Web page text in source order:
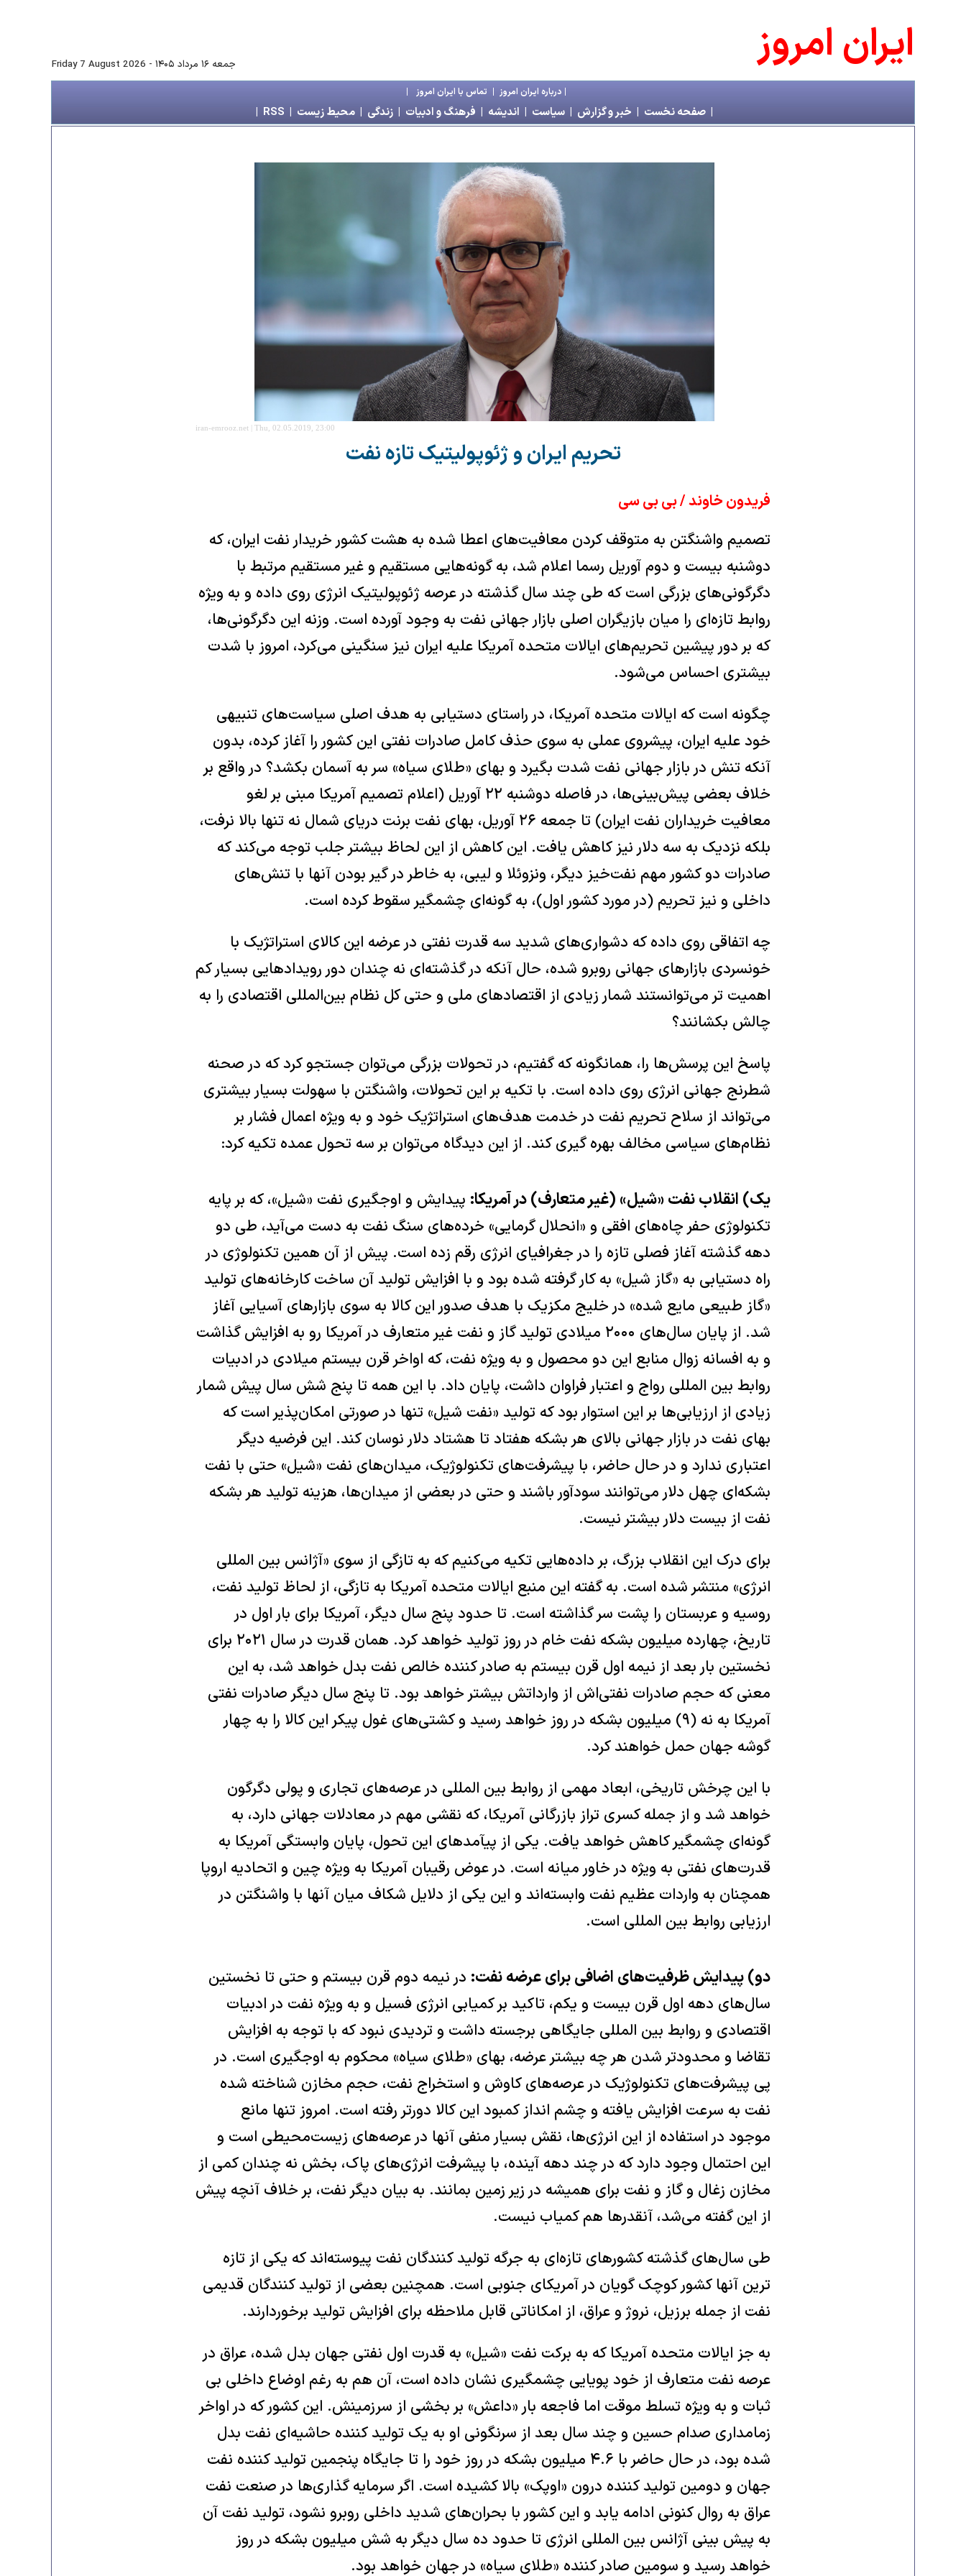
جمعه ۱۶ مرداد ۱۴۰۵ -
Friday 7 August 2026 ايران امروز
|درباره ايران امروز | تماس با ايران امروز |
| صفحه نخست | خبر و گزارش | سياست | انديشه | فرهنگ و ادبيات | زندگی | محیط زیست |
RSS
|
iran-emrooz.net | Thu, 02.05.2019, 23:00
تحریم ایران و ژئوپولیتیک تازه نفت
فریدون خاوند / بی بی سی
تصمیم واشنگتن به متوقف کردن معافیت‌های اعطا شده به هشت کشور خریدار نفت ایران، که
دوشنبه بیست و دوم آوریل رسما اعلام شد، به گونه‌هایی مستقیم و غیر مستقیم مرتبط با
دگرگونی‌های بزرگی است که طی چند سال گذشته در عرصه ژئوپولیتیک انرژی روی داده و به ویژه
روابط تازه‌ای را میان بازیگران اصلی بازار جهانی نفت به وجود آورده است. وزنه این دگرگونی‌ها،
که بر دور پیشین تحریم‌های ایالات متحده آمریکا علیه ایران نیز سنگینی می‌کرد، امروز با شدت
بیشتری احساس می‌شود.
چگونه است که ایالات متحده آمریکا، در راستای دستیابی به هدف اصلی سیاست‌های تنبیهی
خود علیه ایران، پیشروی عملی به سوی حذف کامل صادرات نفتی این کشور را آغاز کرده، بدون
آنکه تنش در بازار جهانی نفت شدت بگیرد و بهای «طلای سیاه» سر به آسمان بکشد؟ در واقع بر
خلاف بعضی پیش‌بینی‌ها، در فاصله دوشنبه ۲۲ آوریل (اعلام تصمیم آمریکا مبنی بر لغو
معافیت خریداران نفت ایران) تا جمعه ۲۶ آوریل، بهای نفت برنت دریای شمال نه تنها بالا نرفت،
بلکه نزدیک به سه دلار نیز کاهش یافت. این کاهش از این لحاظ بیشتر جلب توجه می‌کند که
صادرات دو کشور مهم نفت‌خیز دیگر، ونزوئلا و لیبی، به خاطر در گیر بودن آنها با تنش‌های
داخلی و نیز تحریم (در مورد کشور اول)، به گونه‌ای چشمگیر سقوط کرده است.
چه اتفاقی روی داده که دشواری‌های شدید سه قدرت نفتی در عرضه این کالای استراتژیک با
خونسردی بازار‌های جهانی روبرو شده، حال آنکه در گذشته‌ای نه چندان دور رویداد‌هایی بسیار کم
اهمیت تر می‌توانستند شمار زیادی از اقتصادهای ملی و حتی کل نظام بین‌المللی اقتصادی را به
چالش بکشانند؟
پاسخ این پرسش‌ها را، همانگونه که گفتیم، در تحولات بزرگی می‌توان جستجو کرد که در صحنه
شطرنج جهانی انرژی روی داده است. با تکیه بر این تحولات، واشنگتن با سهولت بسیار بیشتری
می‌تواند از سلاح تحریم نفت در خدمت هدف‌های استراتژیک خود و به ویژه اعمال فشار بر
نظام‌های سیاسی مخالف بهره گیری کند. از این دیدگاه می‌توان بر سه تحول عمده تکیه کرد:
یک) انقلاب نفت «شیل» (غیر متعارف) در آمریکا: پیدایش و اوجگیری نفت «شیل»، که بر پایه
تکنولوژی حفر چاه‌های افقی و «انحلال گرمایی» خرده‌های سنگ نفت به دست می‌آید، طی دو
دهه گذشته آغاز فصلی تازه را در جغرافیای انرژی رقم زده است. پیش از آن همین تکنولوژی در
راه دستیابی به «گاز شیل» به کار گرفته شده بود و با افزایش تولید آن ساخت کارخانه‌های تولید
«گاز طبیعی مایع شده» در خلیج مکزیک با هدف صدور این کالا به سوی بازار‌های آسیایی آغاز
شد. از پایان سال‌های ۲۰۰۰ میلادی تولید گاز و نفت غیر متعارف در آمریکا رو به افزایش گذاشت
و به افسانه زوال منابع این دو محصول و به ویژه نفت، که اواخر قرن بیستم میلادی در ادبیات
روابط بین المللی رواج و اعتبار فراوان داشت، پایان داد. با این همه تا پنج شش سال پیش شمار
زیادی از ارزیابی‌ها بر این استوار بود که تولید «نفت شیل» تنها در صورتی امکان‌پذیر است که
بهای نفت در بازار جهانی بالای هر بشکه هفتاد تا هشتاد دلار نوسان کند. این فرضیه دیگر
اعتباری ندارد و در حال حاضر، با پیشرفت‌های تکنولوژیک، میدان‌های نفت «شیل» حتی با نفت
بشکه‌ای چهل دلار می‌توانند سودآور باشند و حتی در بعضی از میدان‌ها، هزینه تولید هر بشکه
نفت از بیست دلار بیشتر نیست.
برای درک این انقلاب بزرگ، بر داده‌هایی تکیه می‌کنیم که به تازگی از سوی «آژانس بین المللی
انرژی» منتشر شده است. به گفته این منبع ایالات متحده آمریکا به تازگی، از لحاظ تولید نفت،
روسیه و عربستان را پشت سر گذاشته است. تا حدود پنج سال دیگر، آمریکا برای بار اول در
تاریخ، چهارده میلیون بشکه نفت خام در روز تولید خواهد کرد. همان قدرت در سال ۲۰۲۱ برای
نخستین بار بعد از نیمه اول قرن بیستم به صادر کننده خالص نفت بدل خواهد شد، به این
معنی که حجم صادرات نفتی‌اش از وارداتش بیشتر خواهد بود. تا پنج سال دیگر صادرات نفتی
آمریکا به نه (۹) میلیون بشکه در روز خواهد رسید و کشتی‌های غول پیکر این کالا را به چهار
گوشه جهان حمل خواهند کرد.
با این چرخش تاریخی، ابعاد مهمی از روابط بین المللی در عرصه‌های تجاری و پولی دگرگون
خواهد شد و از جمله کسری تراز بازرگانی آمریکا، که نقشی مهم در معادلات جهانی دارد، به
گونه‌ای چشمگیر کاهش خواهد یافت. یکی از پیآمد‌های این تحول، پایان وابستگی آمریکا به
قدرت‌های نفتی به ویژه در خاور میانه است. در عوض رقیبان آمریکا به ویژه چین و اتحادیه اروپا
همچنان به واردات عظیم نفت وابسته‌اند و این یکی از دلایل شکاف میان آنها با واشنگتن در
ارزیابی روابط بین المللی است.
دو) پیدایش ظرفیت‌های اضافی برای عرضه نفت: در نیمه دوم قرن بیستم و حتی تا نخستین
سال‌های دهه اول قرن بیست و یکم، تاکید بر کمیابی انرژی فسیل و به ویژه نفت در ادبیات
اقتصادی و روابط بین المللی جایگاهی برجسته داشت و تردیدی نبود که با توجه به افزایش
تقاضا و محدودتر شدن هر چه بیشتر عرضه، بهای «طلای سیاه» محکوم به اوجگیری است. در
پی پیشرفت‌های تکنولوژیک در عرصه‌های کاوش و استخراج نفت، حجم مخازن شناخته شده
نفت به سرعت افزایش یافته و چشم انداز کمبود این کالا دورتر رفته است. امروز تنها مانع
موجود در استفاده از این انرژی‌ها، نقش بسیار منفی آنها در عرصه‌های زیست‌محیطی است و
این احتمال وجود دارد که در چند دهه آینده، با پیشرفت انرژی‌های پاک، بخش نه چندان کمی از
مخازن زغال و گاز و نفت برای همیشه در زیر زمین بمانند. به بیان دیگر نفت، بر خلاف آنچه پیش
از این گفته می‌شد، آنقدر‌ها هم کمیاب نیست.
طی سال‌های گذشته کشور‌های تازه‌ای به جرگه تولید کنندگان نفت پیوسته‌اند که یکی از تازه
ترین آنها کشور کوچک گویان در آمریکای جنوبی است. همچنین بعضی از تولید کنندگان قدیمی
نفت از جمله برزیل، نروژ و عراق، از امکاناتی قابل ملاحظه برای افزایش تولید برخوردارند.
به جز ایالات متحده آمریکا که به برکت نفت «شیل» به قدرت اول نفتی جهان بدل شده، عراق در
عرصه نفت متعارف از خود پویایی چشمگیری نشان داده است، آن هم به رغم اوضاع داخلی بی
ثبات و به ویژه تسلط موقت اما فاجعه بار «داعش» بر بخشی از سرزمینش. این کشور که در اواخر
زمامداری صدام حسین و چند سال بعد از سرنگونی او به یک تولید کننده حاشیه‌ای نفت بدل
شده بود، در حال حاضر با ۴.۶ میلیون بشکه در روز خود را تا جایگاه پنجمین تولید کننده نفت
جهان و دومین تولید کننده درون «اوپک» بالا کشیده است. اگر سرمایه گذاری‌ها در صنعت نفت
عراق به روال کنونی ادامه یابد و این کشور با بحران‌های شدید داخلی روبرو نشود، تولید نفت آن
به پیش بینی آژانس بین المللی انرژی تا حدود ده سال دیگر به شش میلیون بشکه در روز
خواهد رسید و سومین صادر کننده «طلای سیاه» در جهان خواهد بود.